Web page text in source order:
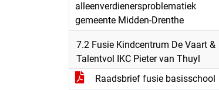
alleenverdienersproblematiek
gemeente Midden-Drenthe
7.2 Fusie Kindcentrum De Vaart &
Talentvol IKC Pieter van Thuyl
Raadsbrief fusie basisschool